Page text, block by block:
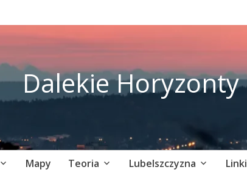
Dalekie Horyzonty
Mapy Teoria Lubelszczyzna Linki